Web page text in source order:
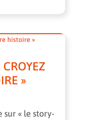
»
sur « le story-